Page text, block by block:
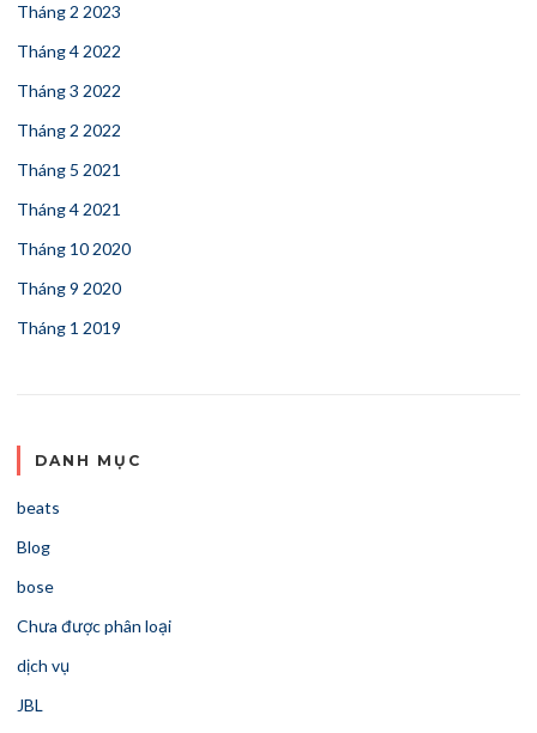
Tháng 2 2023
Tháng 4 2022
Tháng 3 2022
Tháng 2 2022
Tháng 5 2021
Tháng 4 2021
Tháng 10 2020
Tháng 9 2020
Tháng 1 2019
DANH MỤC
beats
Blog
bose
Chưa được phân loại
dịch vụ
JBL